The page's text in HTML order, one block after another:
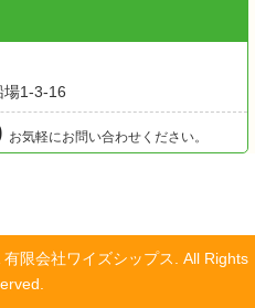
場1-3-16
お気軽にお問い合わせください。
限会社ワイズシップス
. All Rights